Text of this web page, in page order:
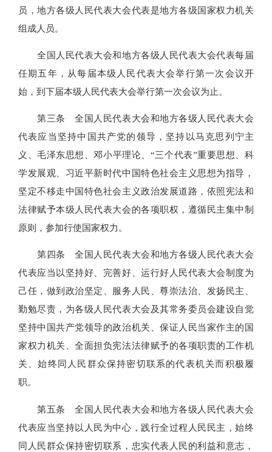
员，地方各级人民代表大会代表是地方各级国家权力机关
组成人员。
全国人民代表大会和地方各级人民代表大会代表每届
任期五年，从每届本级人民代表大会举行第一次会议开
始，到下届本级人民代表大会举行第一次会议为止。
第三条 全国人民代表大会和地方各级人民代表大会
代表应当坚持中国共产党的领导，坚持以马克思列宁主
义、毛泽东思想、邓小平理论、“三个代表”重要思想、科
学发展观、习近平新时代中国特色社会主义思想为指导，
坚定不移走中国特色社会主义政治发展道路，依照宪法和
法律赋予本级人民代表大会的各项职权，遵循民主集中制
原则，参加行使国家权力。
第四条 全国人民代表大会和地方各级人民代表大会
代表应当以坚持好、完善好、运行好人民代表大会制度为
己任，做到政治坚定、服务人民、尊崇法治、发扬民主、
勤勉尽责，为各级人民代表大会及其常务委员会建设自觉
坚持中国共产党领导的政治机关、保证人民当家作主的国
家权力机关、全面担负宪法法律赋予的各项职责的工作机
关、始终同人民群众保持密切联系的代表机关而积极履
职。
第五条 全国人民代表大会和地方各级人民代表大会
代表应当坚持以人民为中心，践行全过程人民民主，始终
同人民群众保持密切联系，忠实代表人民的利益和意志，